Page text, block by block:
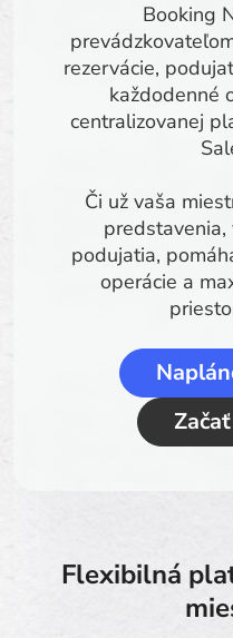
Booking
rezervácie,
každodenné
centralizovanej
Či už vaša
podujatia,
operácie a
Flexibilná